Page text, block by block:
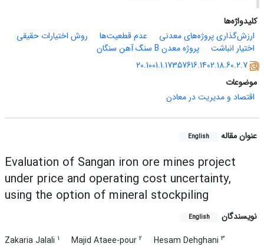
کلیدواژه‌ها
ارزش‌گذاری پروژه‌های معدنی
عدم قطعیت‌ها
روش اختیارات حقیقی
اختیار انباشت
پروژه معدن B سنگ آهن سنگان
20.1001.1.17357616.1402.18.60.2.7
موضوعات
اقتصاد و مدیریت در معادن
عنوان مقاله English
Evaluation of Sangan iron ore mines project
under price and operating cost uncertainty,
using the option of mineral stockpiling
نویسندگان English
Zakaria Jalali 1 Majid Ataee-pour 2 Hesam Dehghani 3